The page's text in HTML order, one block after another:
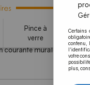
Pince à
verre
courante murale inox et
Certains
contenu,
votre
plus,